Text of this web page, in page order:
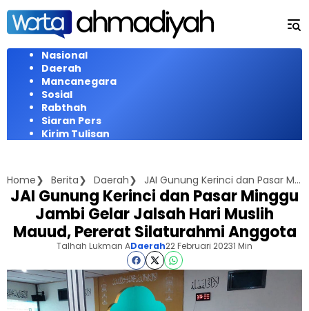
Langsung
konten
Nasional
Daerah
Mancanegara
Sosial
Rabthah
Siaran Pers
Kirim Tulisan
Home Berita Daerah JAI Gunung Kerinci dan Pasar Minggu Jambi Gelar Jalsah Hari Muslih Mauud, Pererat Silaturahmi Anggota
JAI Gunung Kerinci dan Pasar Minggu
Jambi Gelar Jalsah Hari Muslih
Mauud, Pererat Silaturahmi Anggota
Talhah Lukman ADaerah22 Februari 20231 Min